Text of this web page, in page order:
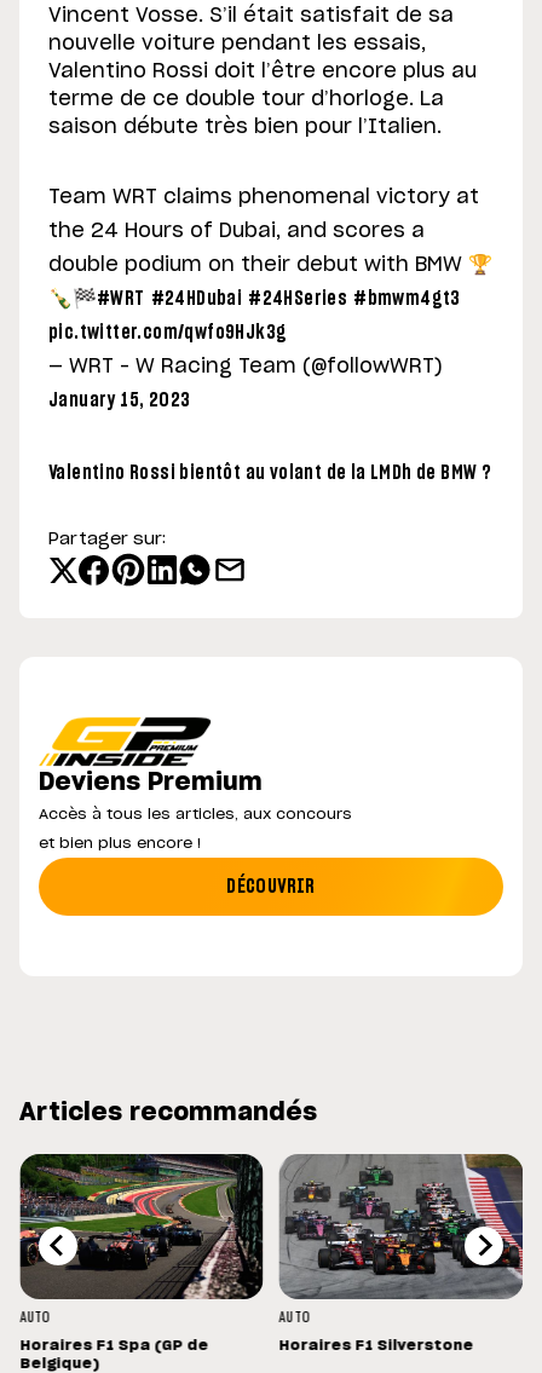
Vincent Vosse. S’il était satisfait de sa
nouvelle voiture pendant les essais,
Valentino Rossi doit l’être encore plus au
terme de ce double tour d’horloge. La
saison débute très bien pour l’Italien.
Team WRT claims phenomenal victory at
the 24 Hours of Dubai, and scores a
double podium on their debut with BMW 🏆
🍾🏁#WRT #24HDubai #24HSeries #bmwm4gt3
pic.twitter.com/qwfo9HJk3g
— WRT – W Racing Team (@followWRT)
January 15, 2023
Valentino Rossi bientôt au volant de la LMDh de BMW ?
Partager sur:
Deviens Premium
Accès à tous les articles, aux concours
et bien plus encore !
DÉCOUVRIR
Articles recommandés
AUTO
Horaires F1 Spa (GP de
Belgique)
AUTO
Horaires F1 Silverstone